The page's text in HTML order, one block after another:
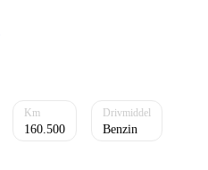
160.500 Benzin